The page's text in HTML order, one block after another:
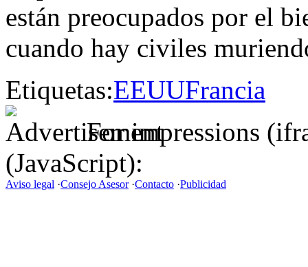
están preocupados por el
cuando hay civiles
Etiquetas:EEUUFrancia
For impressions
(JavaScript):
Aviso legal ·Consejo Asesor·Contacto ·Publicidad